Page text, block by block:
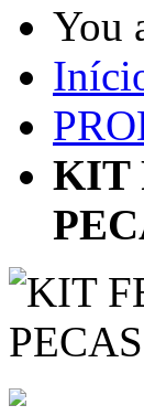
You
KIT